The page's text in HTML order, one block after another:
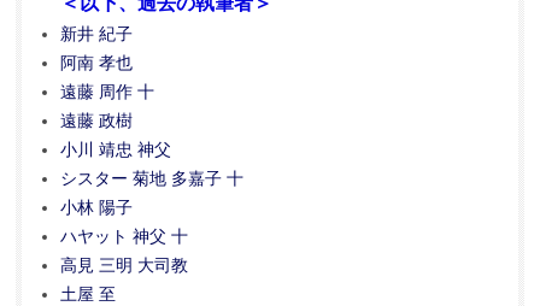
新井 紀子
阿南 孝也
遠藤 周作 十
遠藤 政樹
小川 靖忠 神父
シスター 菊地 多嘉子 十
小林 陽子
ハヤット 神父 十
高見 三明 大司教
土屋 至